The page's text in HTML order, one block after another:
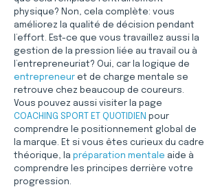
physique? Non, cela complète: vous
améliorez la qualité de décision pendant
l’effort. Est-ce que vous travaillez aussi la
gestion de la pression liée au travail ou à
l’entrepreneuriat? Oui, car la logique de
entrepreneur et de charge mentale se
retrouve chez beaucoup de coureurs.
Vous pouvez aussi visiter la page
COACHING SPORT ET QUOTIDIEN pour
comprendre le positionnement global de
la marque. Et si vous êtes curieux du cadre
théorique, la préparation mentale aide à
comprendre les principes derrière votre
progression.